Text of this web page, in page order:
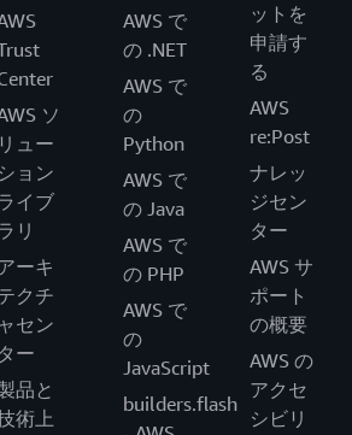
ソ
リュー
ション
イブ
リ
ーキ
クチ
ャセン
ター
品と
術上
AWS で
の .NET
AWS で
の
Python
AWS で
の Java
AWS で
の PHP
AWS で
の
JavaScript
builders.flash
ットを
申請す
る
AWS
re:Post
ナレッ
ジセン
ター
AWS サ
ポート
の概要
AWS の
アクセ
シビリ